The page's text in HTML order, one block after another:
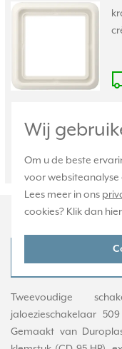
Wij
Om u de beste
voor
Lees meer in ons
cookies? Klik dan hier
JUNG CD 595
Tweevoudige
jaloezieschakelaar
Gemaakt van